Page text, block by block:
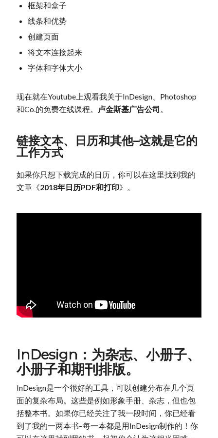
框架和盒子
线条和优势
创建页面
将文本连接起来
字体和字体大小
现在就在Youtube上观看我关于InDesign、Photoshop
和Co.的免费在线课程。
卢金斯基广告公司 。
链接文本、日历和其他–这就是它的
工作方式
如果你只想下载完成的日历，你可以在这里找到我的
文章《2018年日历PDF和打印》。
InDesign：为杂志、小册子、
小册子和期刊排版。
InDesign是一个很好的工具，可以创建分布在几个页
面的复杂布局。这些是例如形象手册、杂志，但也包
括整本书。如果你已经关注了我一段时间，你已经看
到了我的一两本书–每一本都是用InDesign制作的！你